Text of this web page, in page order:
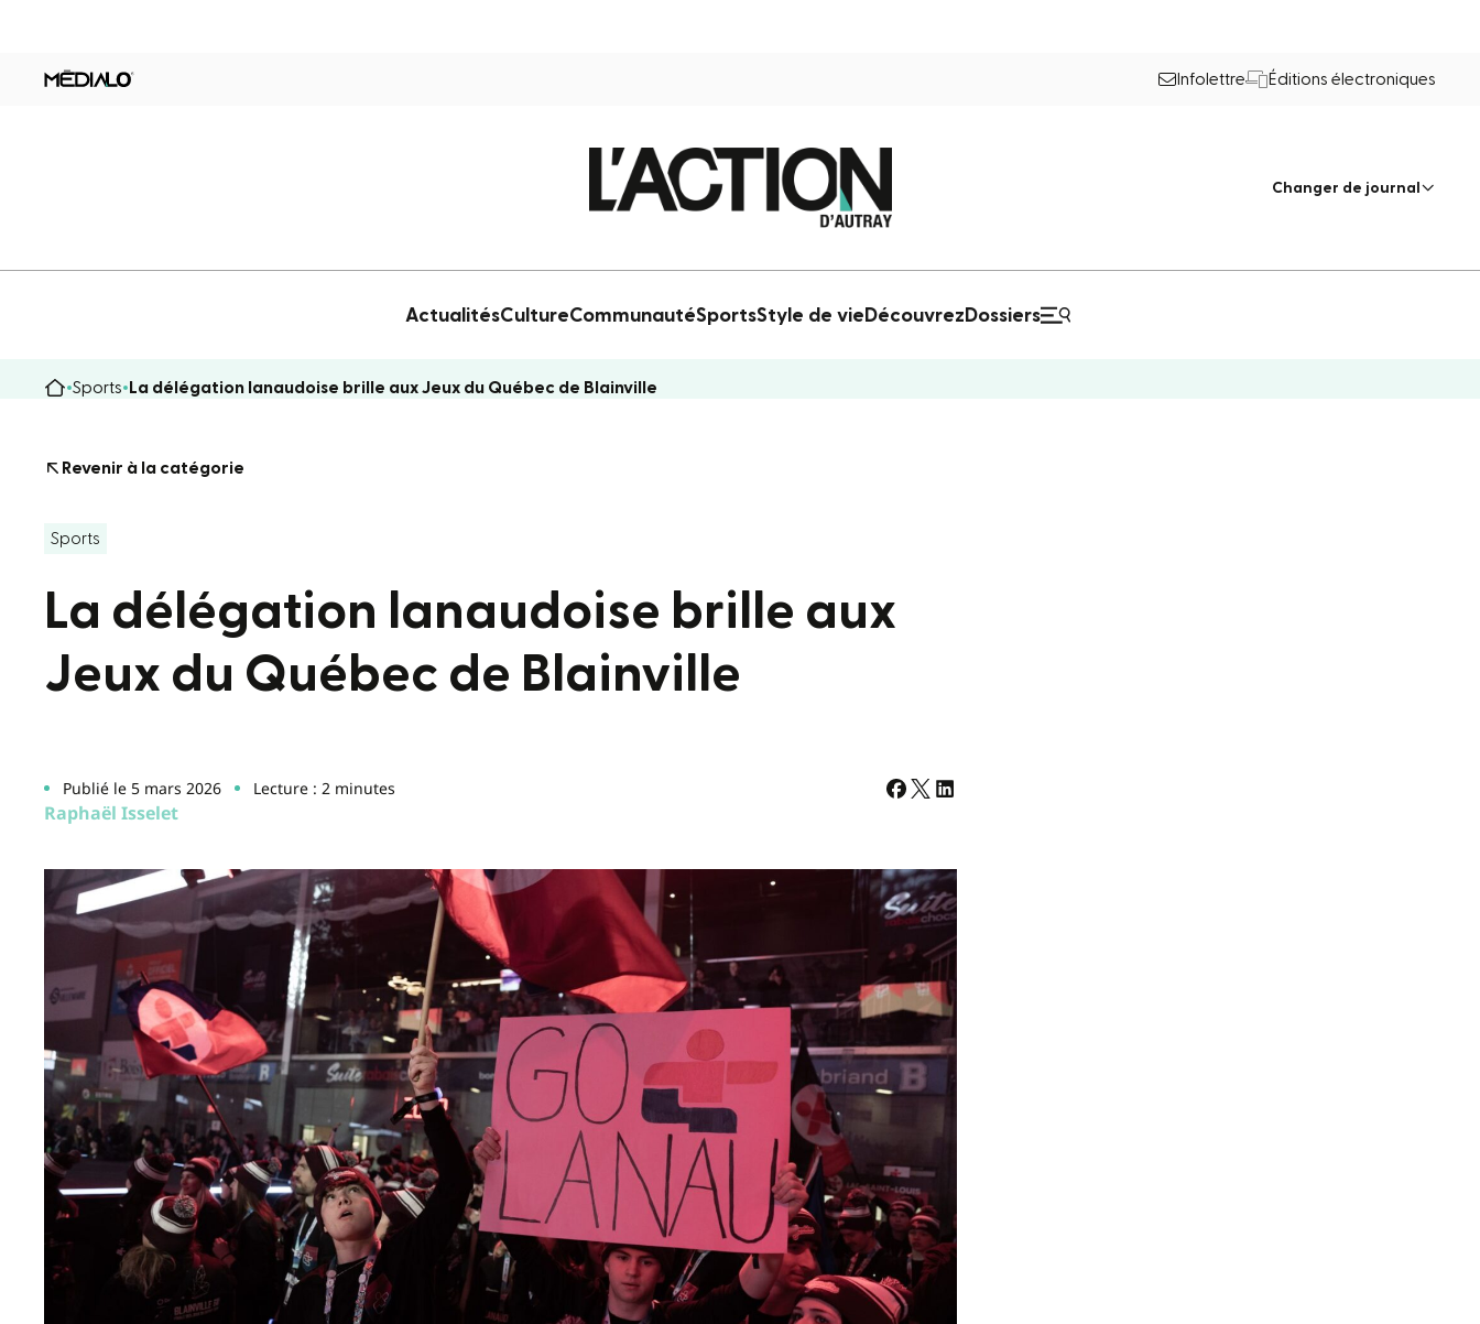
Infolettre Éditions électroniques
Changer de journal
ActualitésCultureCommunautéSportsStyle de vie Découvrez Dossiers
Sports La délégation lanaudoise brille aux Jeux du Québec de Blainville
Revenir à la catégorie
Sports
La délégation lanaudoise brille aux
Jeux du Québec de Blainville
Publié le 5 mars 2026 Lecture : 2 minutes
Raphaël Isselet